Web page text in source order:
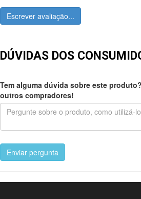
Escrever avaliação...
DÚVIDAS DOS
Tem alguma dúvida sobre este
outros compradores!
Enviar pergunta